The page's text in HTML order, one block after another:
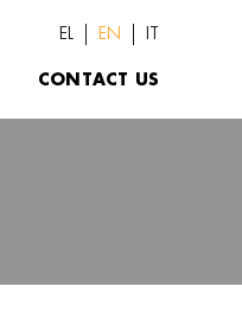
EL EN
CONTACT US